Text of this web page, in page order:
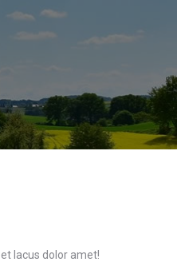
lacus dolor amet!